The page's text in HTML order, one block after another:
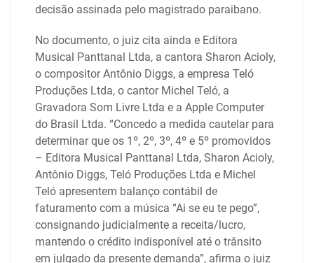
decisão assinada pelo magistrado paraibano.
No documento, o juiz cita ainda e Editora
Musical Panttanal Ltda, a cantora Sharon Acioly,
o compositor Antônio Diggs, a empresa Teló
Produções Ltda, o cantor Michel Teló, a
Gravadora Som Livre Ltda e a Apple Computer
do Brasil Ltda. “Concedo a medida cautelar para
determinar que os 1º, 2º, 3º, 4º e 5º promovidos
– Editora Musical Panttanal Ltda, Sharon Acioly,
Antônio Diggs, Teló Produções Ltda e Michel
Teló apresentem balanço contábil de
faturamento com a música “Ai se eu te pego”,
consignando judicialmente a receita/lucro,
mantendo o crédito indisponível até o trânsito
em julgado da presente demanda”, afirma o juiz